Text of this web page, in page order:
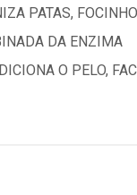
PATAS,
DA ENZIMA
O PELO,